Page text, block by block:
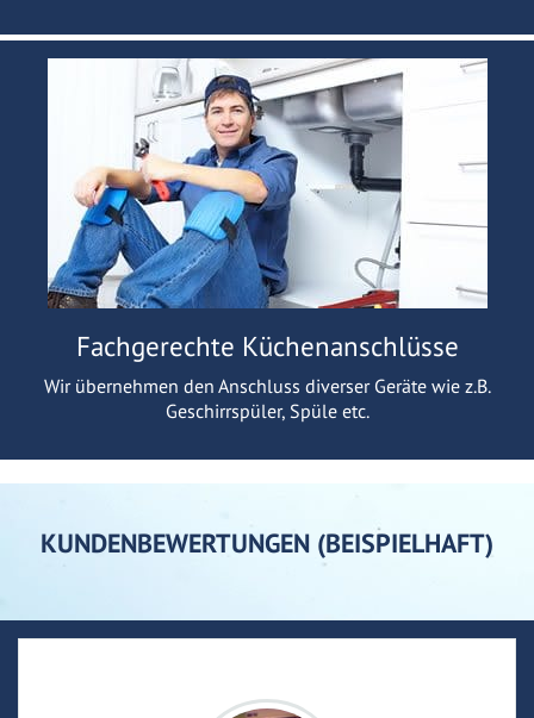
Fachgerechte Küchenanschlüsse
Wir übernehmen den Anschluss diverser Geräte wie z.B.
Geschirrspüler, Spüle etc.
KUNDENBEWERTUNGEN (BEISPIELHAFT)